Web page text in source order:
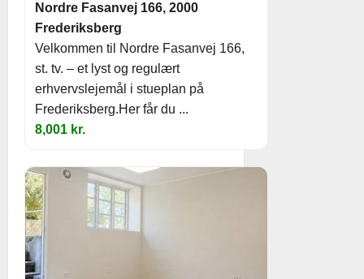
Nordre Fasanvej 166, 2000
Frederiksberg
Velkommen til Nordre Fasanvej 166,
st. tv. – et lyst og regulært
erhvervslejemål i stueplan på
Frederiksberg.Her får du ...
8,001 kr.